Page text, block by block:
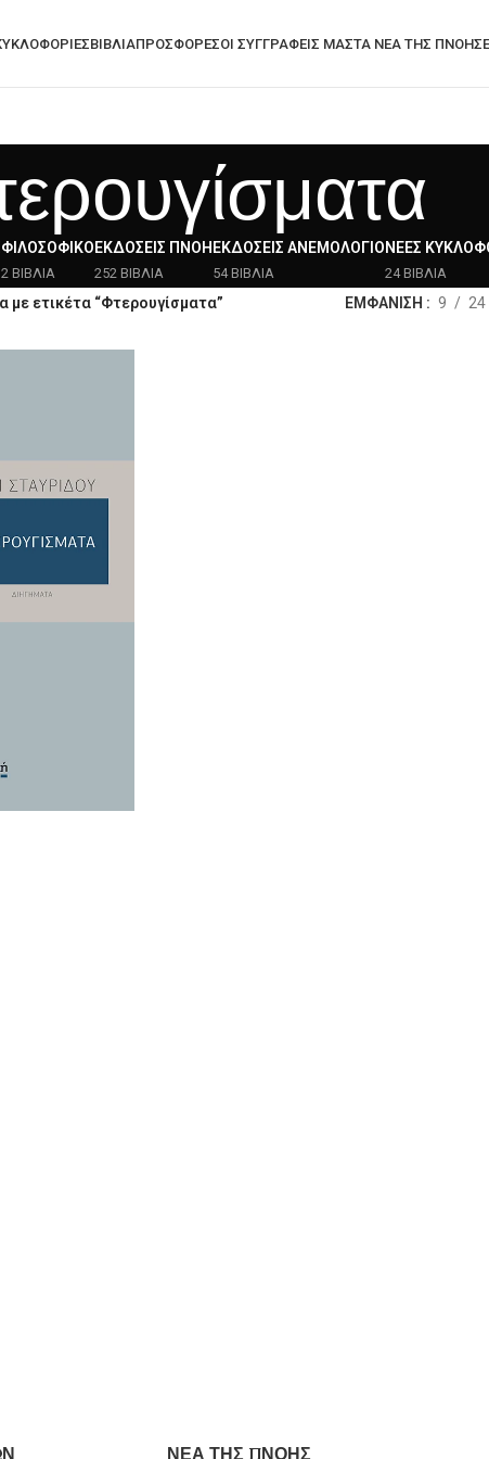
ΒΙΒΛΙΑΠΡΟΣΦΟΡΈΣΟΙ ΣΥΓΓΡΑΦΕΙΣ ΜΑΣΤΑ ΝΈΑ ΤΗΣ ΠΝΟΉΣ
ΦΙΛΟΣΟΦΙΚΌ
2 ΒΙΒΛΙΑ
ΕΚΔΌΣΕΙΣ ΠΝΟΉ
252 ΒΙΒΛΙΑ
ΕΚΔΌΣΕΙΣ ΑΝΕΜΟΛΌΓΙΟ
54 ΒΙΒΛΙΑ
ΝΈΕΣ
24 ΒΙΒΛΙΑ
με ετικέτα “Φτερουγίσματα” ΕΜΦΑΝΙΣΗ 9 24
ΝΕΑ ΤΗΣ ΠΝΟΗΣ